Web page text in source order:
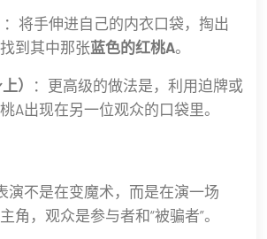
：将手伸进自己的内衣口袋，掏出
到其中那张蓝色的红桃A。
）
：更高级的做法是，利用迫牌或
A出现在另一位观众的口袋里。
演不是在变魔术，而是在演一场
角，观众是参与者和“被骗者”。